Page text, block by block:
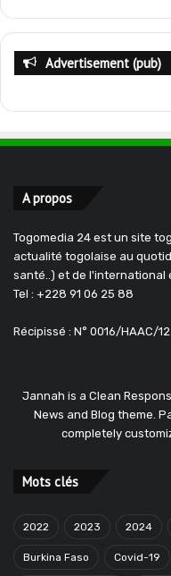
Advertisement (pub)
A propos
Togomedia 24 est un site
actualité togolaise au
santé..) et de l'international
Tel : +228 91 06 25 88
Récipissé : N° 0016/HAAC/
Jannah is a Clean
News and Blog theme.
completely
Mots clés
2022 2023 2024
Burkina Faso Covid-19